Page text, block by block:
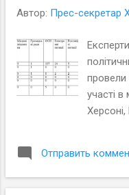
доступність влади на
сайтів зазначених
й громадськості
обговорили виявлені
Автор: Прес-секретар
провели
участі в
Херсоні,
2017 рр.
Отправить